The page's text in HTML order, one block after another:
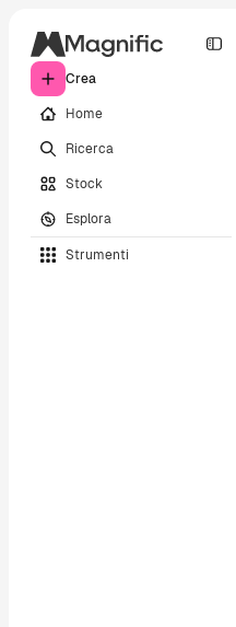
Crea
Home
Ricerca
Stock
Esplora
Strumenti